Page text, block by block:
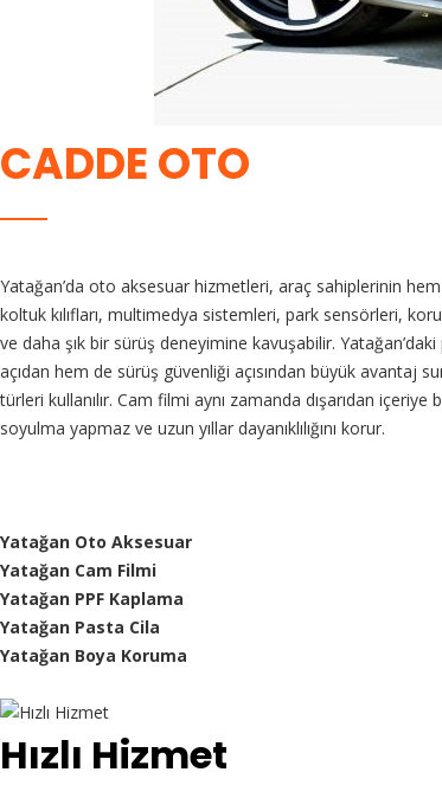
CADDE OTO
Yatağan’da oto aksesuar hizmetleri, araç sahiplerinin
koltuk kılıfları, multimedya sistemleri, park sensörleri,
ve daha şık bir sürüş deneyimine kavuşabilir.
açıdan hem de sürüş güvenliği açısından büyük avantaj
türleri kullanılır. Cam filmi aynı zamanda dışarıdan içeriye
soyulma yapmaz ve uzun yıllar dayanıklılığını korur.
Yatağan Oto Aksesuar
Yatağan Cam Filmi
Yatağan PPF Kaplama
Yatağan Pasta Cila
Yatağan Boya Koruma
Hızlı Hizmet